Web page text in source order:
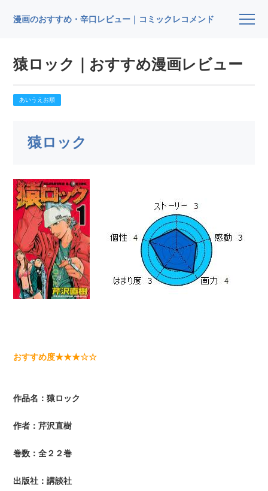
漫画のおすすめ・辛口レビュー｜コミックレコメンド
猿ロック｜おすすめ漫画レビュー
あいうえお順
猿ロック
おすすめ度★★★☆☆
作品名：猿ロック
作者：芹沢直樹
巻数：全２２巻
出版社：講談社